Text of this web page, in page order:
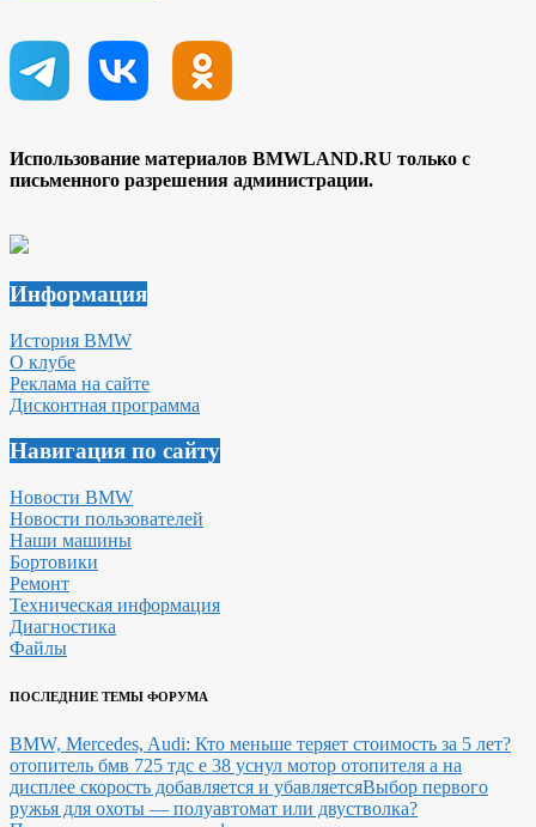
Использование материалов BMWLAND.RU только с
письменного разрешения администрации.
Информация
История BMW
О клубе
Реклама на сайте
Дисконтная программа
Навигация по сайту
Новости BMW
Новости пользователей
Наши машины
Бортовики
Ремонт
Техническая информация
Диагностика
Файлы
ПОСЛЕДНИЕ ТЕМЫ ФОРУМА
BMW, Mercedes, Audi: Кто меньше теряет стоимость за 5 лет?
отопитель бмв 725 тдс е 38 уснул мотор отопителя а на
дисплее скорость добавляется и убавляетсяВыбор первого
ружья для охоты — полуавтомат или двустволка?